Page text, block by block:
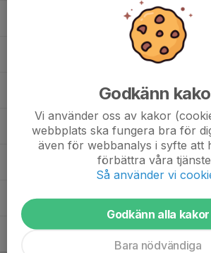
Leonidas Amanatidis
Ludvig Hansson
Malte Jedborg
Neo Gunnarsson
Pelle Wiberg
75. Wiggo Metz
Godkänn
Vi använder oss av kakor
webbplats ska fungera bra för
även för webbanalys i syfte att
förbättra våra
Så använder vi
Godkänn alla kakor
Bara nödvändiga